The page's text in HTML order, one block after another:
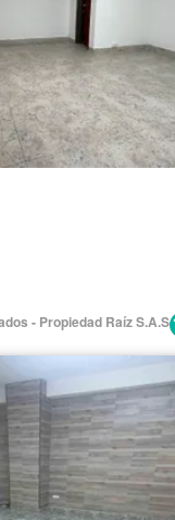
- Propiedad Raíz S.A.S